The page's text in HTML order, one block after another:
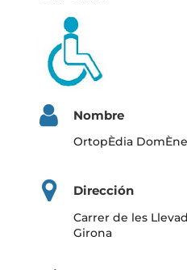
Nombre
OrtopÈdia
Dirección
Carrer de les
Girona